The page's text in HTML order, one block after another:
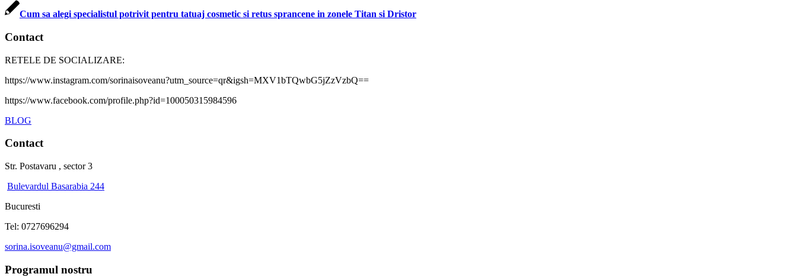
Cum sa alegi specialistul potrivit pentru tatuaj cosmetic si retus sprancene in zonele Titan si Dristor
Contact
RETELE DE SOCIALIZARE:
https://www.instagram.com/sorinaisoveanu?utm_source=qr&igsh=MXV1bTQwbG5jZzVzbQ==
https://www.facebook.com/profile.php?id=100050315984596
BLOG
Contact
Str. Postavaru , sector 3
Bulevardul Basarabia 244
Bucuresti
Tel: 0727696294
sorina.isoveanu@gmail.com
Programul nostru